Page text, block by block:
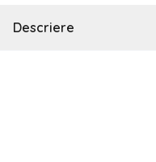
Descriere